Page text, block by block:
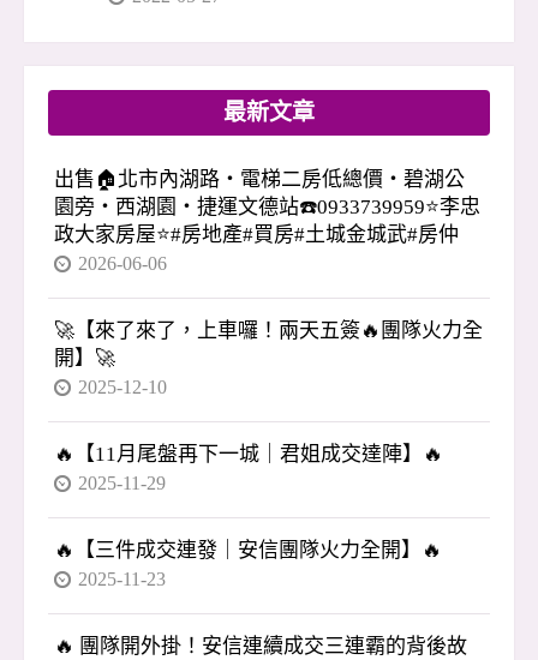
最新文章
出售🏠北市內湖路・電梯二房低總價・碧湖公
園旁・西湖園・捷運文德站☎️0933739959⭐李忠
政大家房屋⭐#房地產#買房#土城金城武#房仲
2026-06-06
🚀【來了來了，上車囉！兩天五簽🔥團隊火力全
開】🚀
2025-12-10
🔥【11月尾盤再下一城｜君姐成交達陣】🔥
2025-11-29
🔥【三件成交連發｜安信團隊火力全開】🔥
2025-11-23
🔥 團隊開外掛！安信連續成交三連霸的背後故